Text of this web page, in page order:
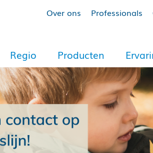
Over ons Professionals
Regio Producten